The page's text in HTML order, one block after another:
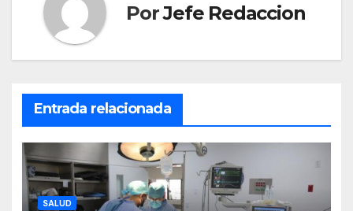
PorJefe Redaccion
Entrada relacionada
SALUD